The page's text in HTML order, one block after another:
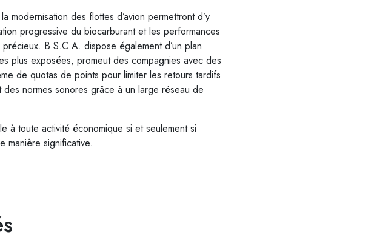
des flottes d’avion permettront d’y
progressive du biocarburant et les performances
B.S.C.A. dispose également d’un plan
plus exposées, promeut des compagnies avec des
de quotas de points pour limiter les retours tardifs
des normes sonores grâce à un large réseau de
à toute activité économique si et seulement si
manière significative.